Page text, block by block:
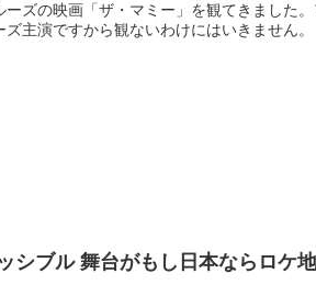
ーズの映画「ザ・マミー」を観てきました
主演ですから観ないわけにはいきません。
シブル 舞台がもし日本ならロケ